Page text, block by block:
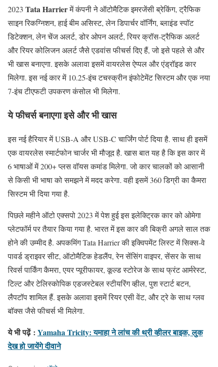
2023 Tata Harrierमें कंपनी ने ऑटोमैटिक इमरजेंसी ब्रेकिंग, ट्रैफिक
साइन रिकग्निशन, हाई बीम असिस्ट, लेन डिपार्चर वॉर्निंग, ब्लाइंड स्पॉट
डिटेक्शन, लेन चेंज अलर्ट, डोर ओपन अलर्ट, रियर क्रॉस-ट्रैफिक अलर्ट
और रियर कोलिजन अलर्ट जैसे एडवांस फीचर्स दिए हैं, जो इसे पहले से और
भी खास बनाएगा. इसके अलावा इसमें वायरलेस ऐप्पल और एंड्रॉइड कार
मिलेगा. इस नई कार में 10.25-इंच टचस्क्रीन इंफोटेमेंट सिस्टम और एक नया
7-इंच टीएफटी उपकरण कंसोल भी मिलेगा.
ये फीचर्स बनाएगा इसे और भी खास
इस नई हैरियार में USB-A और USB-C चार्जिंग पोर्ट दिया है. साथ ही इसमें
एक वायरलेस स्मार्टफोन चार्जर भी मौजूद है. खास बात यह है कि इस कार में
6 भाषाओं में 200+ प्लस वॉयस कमांड मिलेगा. जो कार चालकों को आसानी
से किसी भी भाषा को समझने में मदद करेगा. वही इसमें 360 डिग्री का कैमरा
सिस्टम भी दिया गया है.
पिछले महीने ऑटो एक्सपो 2023 में पेश हुई इस इलेक्ट्रिक कार को ओमेगा
प्लेटफॉर्म पर तैयार किया गया है. भारत में इस कार की बिक्री अगले साल तक
होने की उम्मीद है. अपकमिंग Tata Harrier की इक्विपमेंट लिस्ट में सिक्स-वे
पावर्ड ड्राइवर सीट, ऑटोमैटिक हेडलैंप, रेन सेंसिंग वाइपर, सेंसर के साथ
रिवर्स पार्किंग कैमरा, एयर प्यूरीफायर, कूल्ड स्टोरेज के साथ फ्रंट आर्मरेस्ट,
टिल्ट और टेलिस्कोपिक एडजस्टेबल स्टीयरिंग व्हील, पुश स्टार्ट बटन,
लैपटॉप शामिल हैं. इसके अलावा इसमें रियर एसी वेंट, और ट्रे के साथ ग्लव
बॉक्स जैसे फीचर्स भी मिलेगा.
ये भी पढ़ें : Yamaha Tricity: यमाहा ने लांच की थ्री व्हीलर बाइक, लुक
देख हो जायेंगे दीवाने